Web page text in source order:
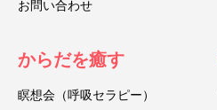
お問い合わせ
からだを癒す
瞑想会（呼吸セラピー）